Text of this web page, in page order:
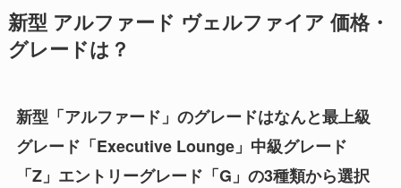
新型 アルファード ヴェルファイア 価格・
グレードは？
新型「アルファード」のグレードはなんと最上級
グレード「Executive Lounge」中級グレード
「Z」エントリーグレード「G」の3種類から選択